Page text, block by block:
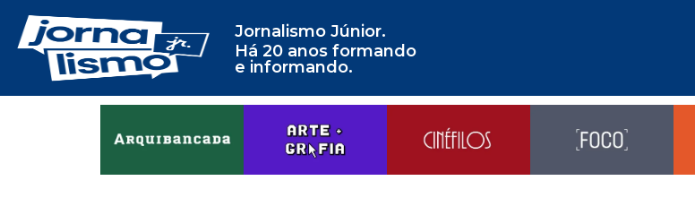
Jornalismo Júnior.
Há 20 anos formando
e informando.